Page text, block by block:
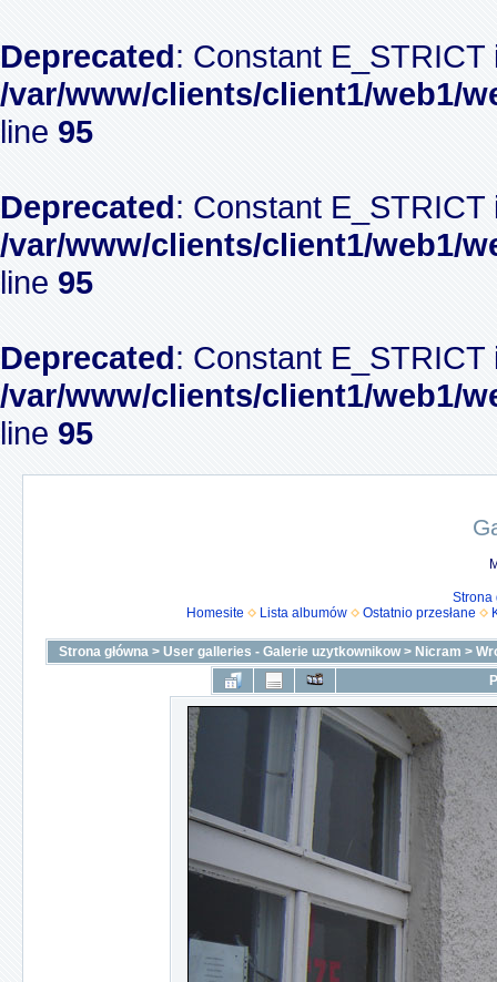
Deprecated: Constant
/var/www/clients/client1/web1/
line 95
Deprecated: Constant
/var/www/clients/client1/web1/
line 95
Deprecated: Constant
/var/www/clients/client1/web1/
line 95
Strona
Homesite
Lista albumów Ostatnio przesłane
Strona główna > User galleries - Galerie uzytkownikow> Nicram >